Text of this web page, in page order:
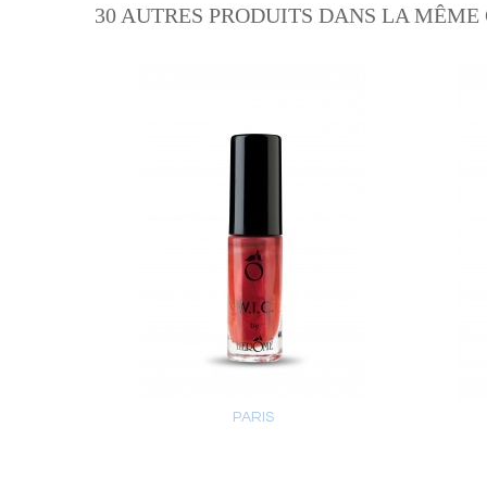
30 AUTRES PRODUITS DANS LA MÊME
Ajouter au panier
PARIS